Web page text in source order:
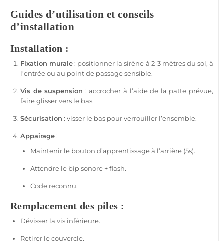
Guides d’utilisation et conseils
d’installation
Installation :
Fixation murale: positionner lasirène à 2-3 mètres du sol, à
l’entrée ou au point de passage sensible.
Vis de suspension : accrocher à l’aide de la patte prévue,
faire glisser vers le bas.
Sécurisation : visser le bas pour verrouiller l’ensemble.
Appairage:
Maintenir le bouton d’apprentissage à l’arrière (5s).
Attendre le bip sonore + flash.
Code reconnu.
Remplacement des piles :
Dévisser la vis inférieure.
Retirer le couvercle.